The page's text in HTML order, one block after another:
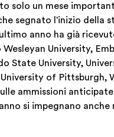
solo un mese
segnato l'inizio della
anno ha già
University,
State University,
of Pittsburgh,
ammissioni
si impegnano